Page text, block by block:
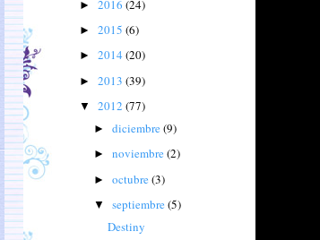
► 2016 (24)
► 2015 (6)
► 2014 (20)
► 2013 (39)
▼ 2012 (77)
► diciembre(9)
► noviembre(2)
► octubre(3)
▼ septiembre(5)
Destiny